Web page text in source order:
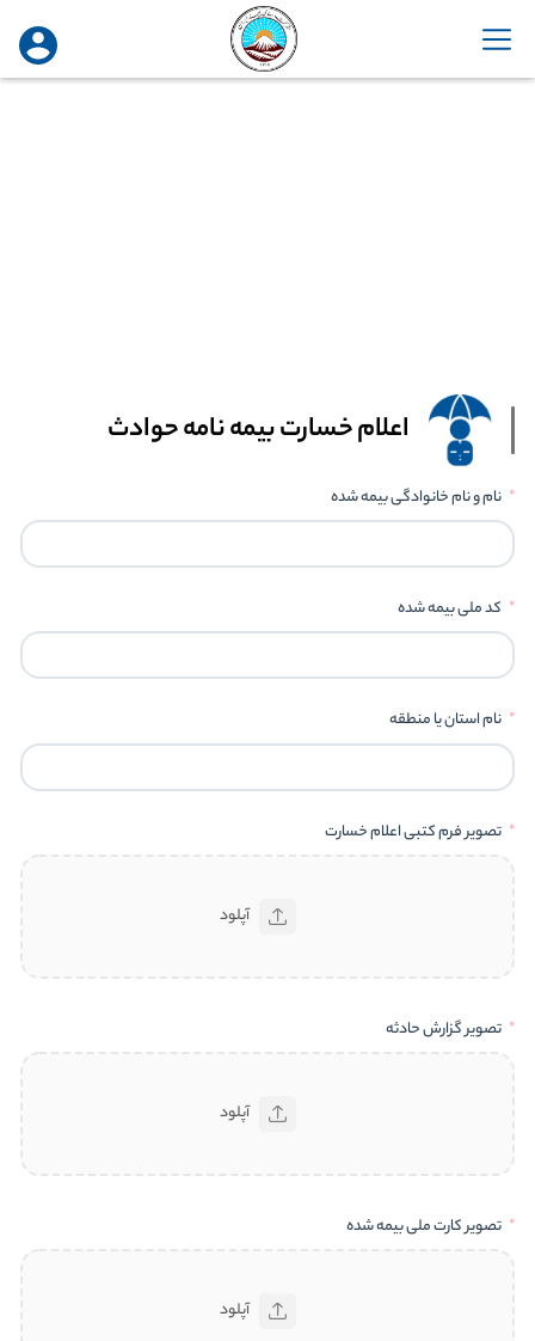
اعلام خسارت بیمه نامه حوادث
نام و نام خانوادگی بیمه شده
کد ملی بیمه شده
نام استان یا منطقه
تصویر فرم کتبی اعلام خسارت
آپلود
تصویر گزارش حادثه
آپلود
تصویر کارت ملی بیمه شده
آپلود